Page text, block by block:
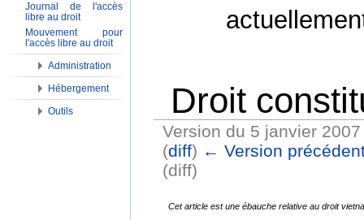
Droit
Version du 5 janvier
(diff) ← Version
(diff)
Cet article est une ébauche relative au droit
Journal de l'accès
libre au droit
Mouvement pour
l'accès libre au droit
Administration
Hébergement
Outils